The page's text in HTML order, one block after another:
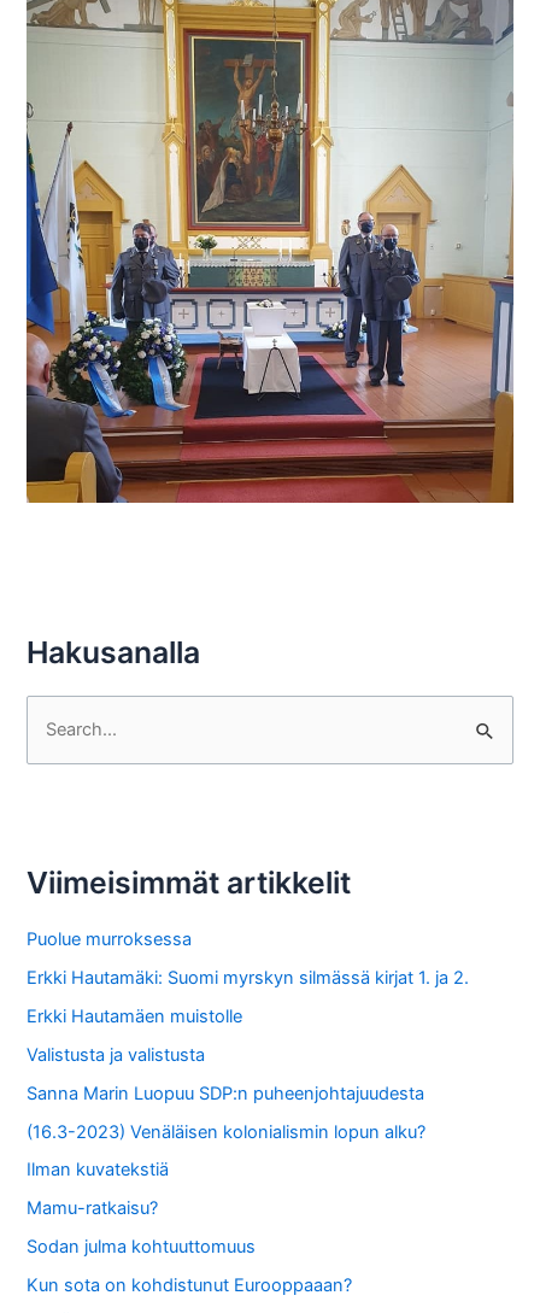
Hakusanalla
h
r
:
Viimeisimmät artikkelit
Puolue murroksessa
Erkki Hautamäki: Suomi myrskyn silmässä kirjat 1. ja 2.
Erkki Hautamäen muistolle
Valistusta ja valistusta
Sanna Marin Luopuu SDP:n puheenjohtajuudesta
(16.3-2023) Venäläisen kolonialismin lopun alku?
Ilman kuvatekstiä
Mamu-ratkaisu?
Sodan julma kohtuuttomuus
Kun sota on kohdistunut Eurooppaaan?